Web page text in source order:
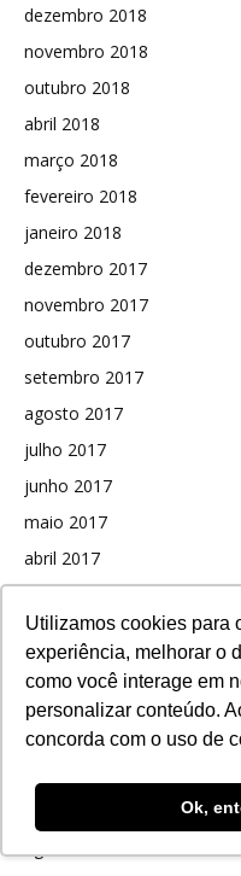
Utilizamos cookies para
experiência, melhorar o
como você interage em
personalizar conteúdo.
concorda com o uso de
Ok,
dezembro 2018
novembro 2018
outubro 2018
abril 2018
março 2018
fevereiro 2018
janeiro 2018
dezembro 2017
novembro 2017
outubro 2017
setembro 2017
agosto 2017
julho 2017
junho 2017
maio 2017
abril 2017
março 2017
fevereiro 2017
janeiro 2017
dezembro 2016
novembro 2016